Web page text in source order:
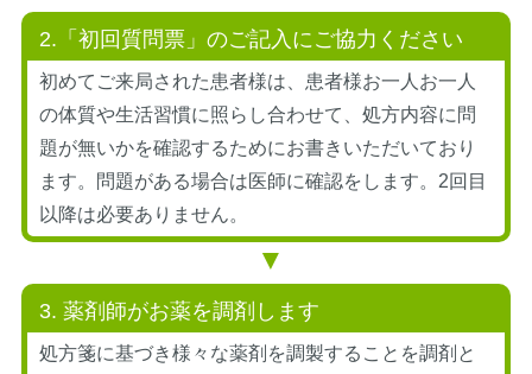
2.「初回質問票」のご記入にご協力ください
初めてご来局された患者様は、患者様お一人お一人
の体質や生活習慣に照らし合わせて、処方内容に問
題が無いかを確認するためにお書きいただいており
ます。問題がある場合は医師に確認をします。2回目
以降は必要ありません。
3. 薬剤師がお薬を調剤します
処方箋に基づき様々な薬剤を調製することを調剤と